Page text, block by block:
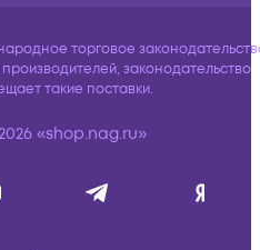
торговое
законодательство
такие поставки.
«shop.nag.ru»